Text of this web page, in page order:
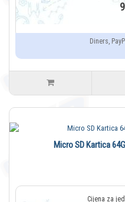
Diners,
Micro SD Kartica